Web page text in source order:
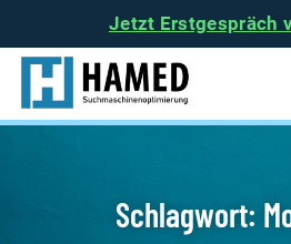
Jetzt Erstgespräch
Schlagwort: